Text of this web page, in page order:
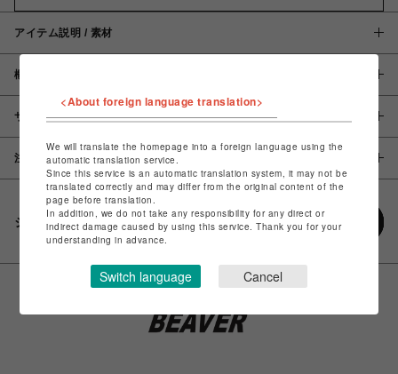
アイテム説明 / 素材
概要
サイズ
注意事項
シェアする
<About foreign language translation>
We will translate the homepage into a foreign language using the
automatic translation service.
Since this service is an automatic translation system, it may not be
translated correctly and may differ from the original content of the
page before translation.
In addition, we do not take any responsibility for any direct or
indirect damage caused by using this service. Thank you for your
understanding in advance.
Switch language Cancel